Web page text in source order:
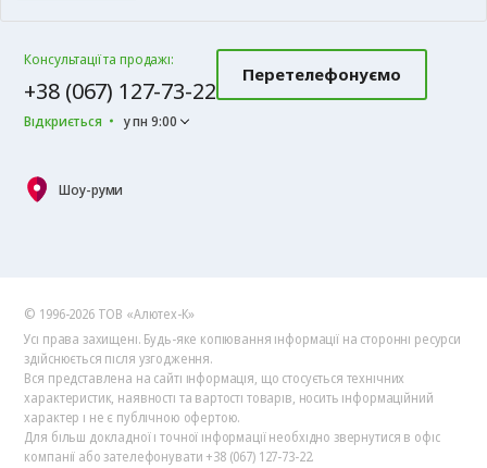
Консультації та продажі:
+38 (067) 127-73-22
Відкриється у пн 9:00
Перетелефонуємо
Шоу-руми
© 1996-2026 ТОВ «Алютех‑К»
Усі права захищені. Будь-яке копіювання інформації на сторонні ресурси
здійснюється після узгодження.
Вся представлена на сайті інформація, що стосується технічних
характеристик, наявності та вартості товарів, носить інформаційний
характер і не є публічною офертою.
Для більш докладної і точної інформації необхідно звернутися в офіс
компанії або зателефонувати +38 (067) 127-73-22.